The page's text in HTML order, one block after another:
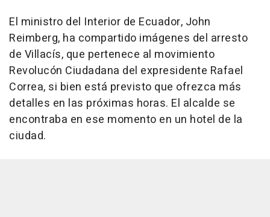
El ministro del Interior de Ecuador, John
Reimberg, ha compartido imágenes del arresto
de Villacís, que pertenece al movimiento
Revolucón Ciudadana del expresidente Rafael
Correa, si bien está previsto que ofrezca más
detalles en las próximas horas. El alcalde se
encontraba en ese momento en un hotel de la
ciudad.